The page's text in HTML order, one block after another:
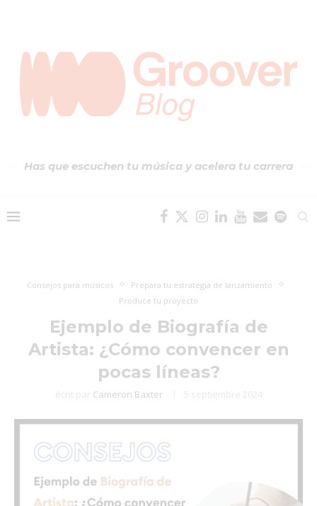
Has que escuchen tu música y acelera tu carrera
Consejos para músicos
Prepara tu estrategia de lanzamiento
Produce tu proyecto
Ejemplo de Biografía de
Artista: ¿Cómo convencer en
pocas líneas?
écrit par Cameron Baxter 5 septiembre 2024